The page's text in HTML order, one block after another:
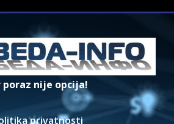
poraz nije opcija!
privatnosti